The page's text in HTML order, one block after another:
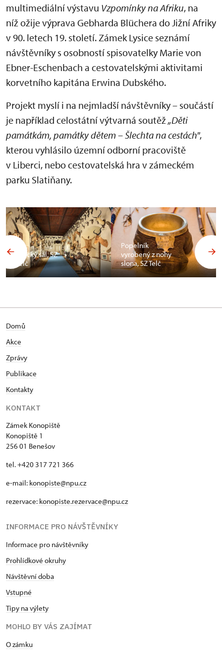
multimediální výstavu Vzpomínky na Afriku, na
níž ožije výprava Gebharda Blüchera do Jižní Afriky
v 90. letech 19. století. Zámek Lysice seznámí
návštěvníky s osobností spisovatelky Marie von
Ebner-Eschenbach a cestovatelskými aktivitami
korvetního kapitána Erwina Dubského.
Projekt myslí i na nejmladší návštěvníky – součástí
je například celostátní výtvarná soutěž„Děti
památkám, památky dětem – Šlechta na cestách",
kterou vyhlásilo územní odborní pracoviště
v Liberci, nebo cestovatelská hra v zámeckém
parku Slatiňany.
Africký sál, SZ
Telč
Popelník
vyrobený z nohy
slona, SZ Telč
Domů
Akce
Zprávy
Publikace
Kontakty
KONTAKT
Zámek Konopiště
Konopiště 1
256 01 Benešov
tel. +420 317 721 366
e-mail: konopiste@npu.cz
rezervace: konopiste.rezervace@npu.cz
INFORMACE PRO NÁVŠTĚVNÍKY
Informace pro návštěvníky
Prohlídkové okruhy
Návštěvní doba
Vstupné
Tipy na výlety
MOHLO BY VÁS ZAJÍMAT
O zámku